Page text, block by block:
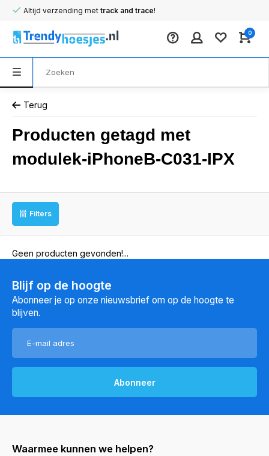
Altijd verzending met track and trace!
0
Terug
Producten getagd met
modulek-iPhoneB-C031-IPX
Filters
Geen producten gevonden!...
Blijf op de hoogte
Abonneer je op onze nieuwsbrief om op de hoogte te
blijven.
Abonneer
Waarmee kunnen we helpen?